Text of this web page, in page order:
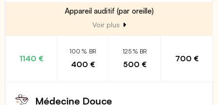
Appareil auditif (par oreille)
Voir plus
1140 €
100 % BR
400 €
125 % BR
500 €
700 €
Médecine Douce